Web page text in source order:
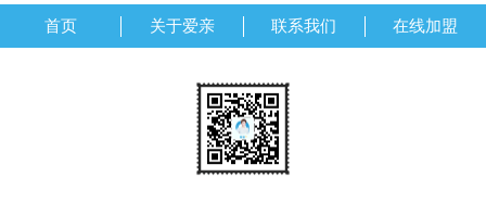
首页 关于爱亲 联系我们 在线加盟